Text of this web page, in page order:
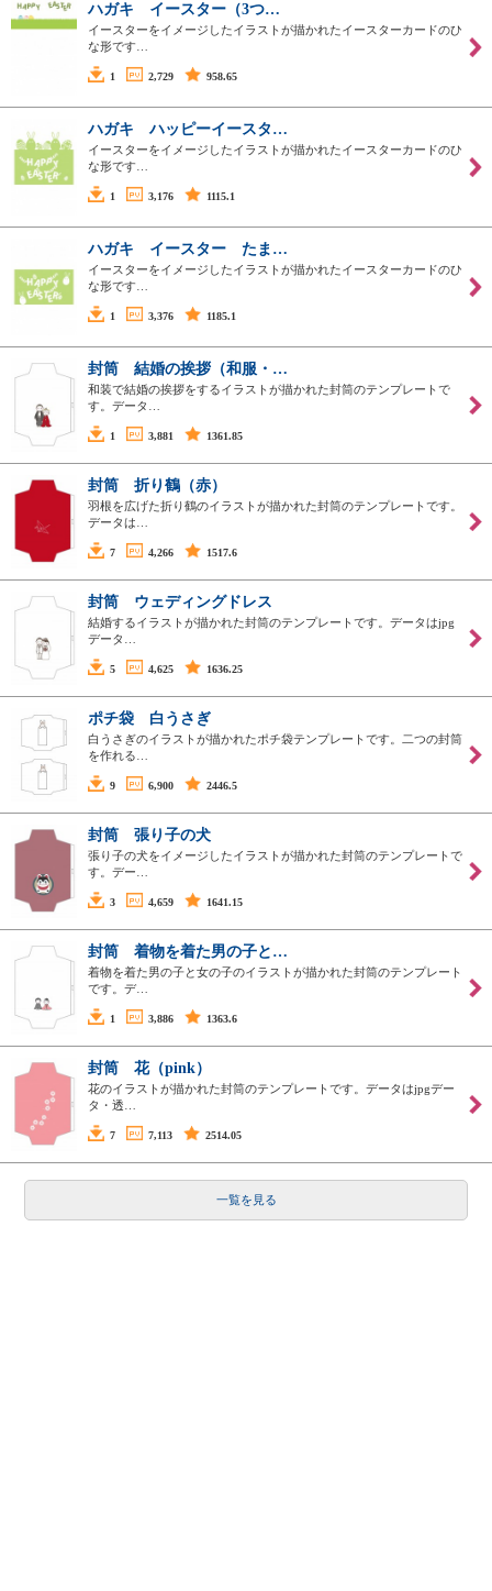
ハガキ イースター（3つ…
イースターをイメージしたイラストが描かれたイースターカードのひ
な形です…
1 2,729 958.65
ハガキ ハッピーイースタ…
イースターをイメージしたイラストが描かれたイースターカードのひ
な形です…
1 3,176 1115.1
ハガキ イースター たま…
イースターをイメージしたイラストが描かれたイースターカードのひ
な形です…
1 3,376 1185.1
封筒 結婚の挨拶（和服・…
和装で結婚の挨拶をするイラストが描かれた封筒のテンプレートで
す。データ…
1 3,881 1361.85
封筒 折り鶴（赤）
羽根を広げた折り鶴のイラストが描かれた封筒のテンプレートです。
データは…
7 4,266 1517.6
封筒 ウェディングドレス
結婚するイラストが描かれた封筒のテンプレートです。データはjpg
データ…
5 4,625 1636.25
ポチ袋 白うさぎ
白うさぎのイラストが描かれたポチ袋テンプレートです。二つの封筒
を作れる…
9 6,900 2446.5
封筒 張り子の犬
張り子の犬をイメージしたイラストが描かれた封筒のテンプレートで
す。デー…
3 4,659 1641.15
封筒 着物を着た男の子と…
着物を着た男の子と女の子のイラストが描かれた封筒のテンプレート
です。デ…
1 3,886 1363.6
封筒 花（pink）
花のイラストが描かれた封筒のテンプレートです。データはjpgデー
タ・透…
7 7,113 2514.05
一覧を見る